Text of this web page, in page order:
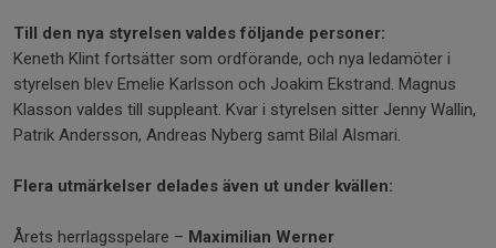
Till den nya styrelsen valdes följande personer:
Keneth Klint fortsätter som ordförande, och nya ledamöter i
styrelsen blev Emelie Karlsson och Joakim Ekstrand. Magnus
Klasson valdes till suppleant. Kvar i styrelsen sitter Jenny Wallin,
Patrik Andersson, Andreas Nyberg samt Bilal Alsmari.
Flera utmärkelser delades även ut under kvällen:
Årets herrlagsspelare – Maximilian Werner